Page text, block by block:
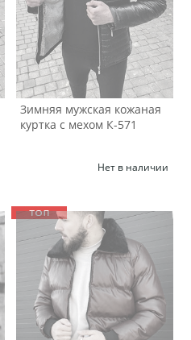
Зимняя мужская кожаная
куртка с мехом К-571
Нет в наличии